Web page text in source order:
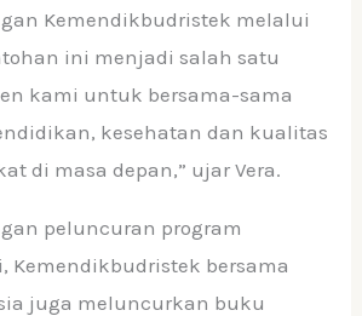
Kemendikbudristek melalui
ini menjadi salah satu
kami untuk bersama-sama
kesehatan dan kualitas
di masa depan,” ujar Vera.
peluncuran program
Kemendikbudristek bersama
juga meluncurkan buku